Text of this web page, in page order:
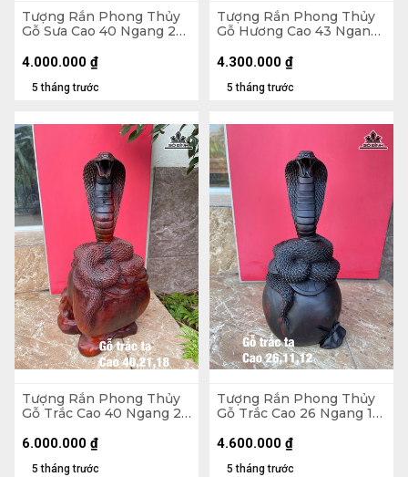
Tượng Rắn Phong Thủy
Gỗ Sưa Cao 40 Ngang 26
5 tháng trước
4.000.000 ₫
Tượng Rắn Phong Thủy
Gỗ Hương Cao 43 Ngang
5 tháng trước
4.300.000 ₫
Tượng Rắn Phong Thủy
Gỗ Trắc Cao 40 Ngang 21
5 tháng trước
6.000.000 ₫
Tượng Rắn Phong Thủy
Gỗ Trắc Cao 26 Ngang 11
5 tháng trước
4.600.000 ₫